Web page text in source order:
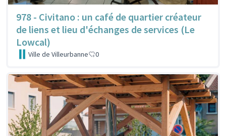
978 - Civitano : un café de quartier créateur
de liens et lieu d'échanges de services (Le
Lowcal)
Ville de Villeurbanne 0